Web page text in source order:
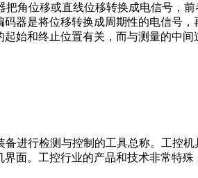
角位移或直线位移转换成电信号，
器是将位移转换成周期性的电信号
始和终止位置有关，而与测量的中间
备进行检测与控制的工具总称。工控
面。工控行业的产品和技术非常特